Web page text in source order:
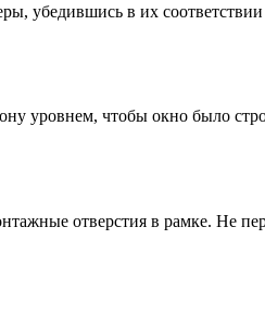
убедившись в их
уровнем, чтобы окно было
отверстия в рамке. Не